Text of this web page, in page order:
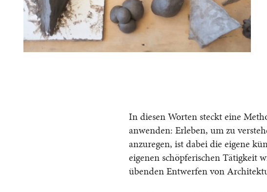
In diesen Worten steckt eine
anwenden: Erleben, um zu
anzuregen, ist dabei die eigene
eigenen schöpferischen Tätigkeit
übenden Entwerfen von